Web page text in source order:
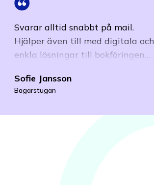
Läs mer
Svarar alltid snabbt på mail.
Hjälper även till med digitala och
enkla lösningar till bokföringen
Sofie Jansson
Bagarstugan